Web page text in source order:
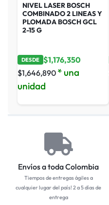
NIVEL LASER BOSCH
COMBINADO 2 LINEAS Y
PLOMADA BOSCH GCL
2-15 G
DESDE $1,176,350
$1,646,890 * una
unidad
Envíos a toda Colombia
Tiempos de entregas ágiles a
cualquier lugar del país! 2 a 5 días de
entrega